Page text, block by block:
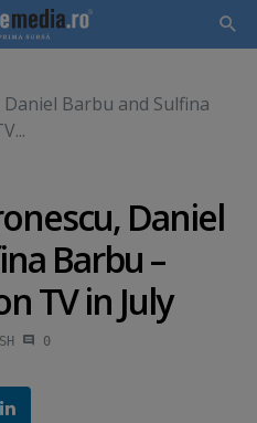
Barbu and Sulfina
Daniel
Barbu –
TV in July
0